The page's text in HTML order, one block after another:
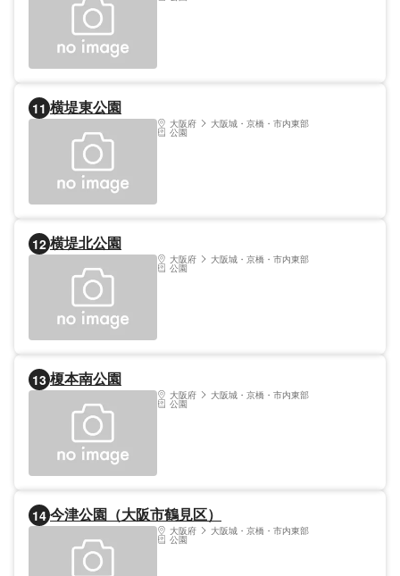
11 横堤東公園
大阪府 大阪城・京橋・市内東部
公園
12 横堤北公園
大阪府 大阪城・京橋・市内東部
公園
13 榎本南公園
大阪府 大阪城・京橋・市内東部
公園
14 今津公園（大阪市鶴見区）
大阪府 大阪城・京橋・市内東部
公園